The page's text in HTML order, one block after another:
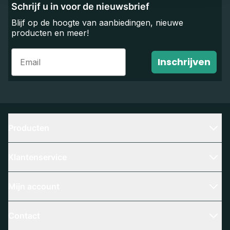
Schrijf u in voor de nieuwsbrief
Blijf op de hoogte van aanbiedingen, nieuwe
producten en meer!
Email
Inschrijven